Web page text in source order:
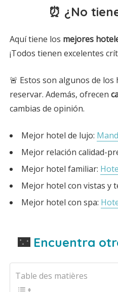
⏰ ¿No
Aquí tiene los mejores
¡Todos tienen excelentes
🚨 Estos son algunos de
reservar. Además, ofrecen
cambias de opinión.
Mejor hotel de lujo:
Mejor relación calidad-
Mejor hotel familiar:
Mejor hotel con vistas y
Mejor hotel con spa:
🌃 Encuentra
Table des matières